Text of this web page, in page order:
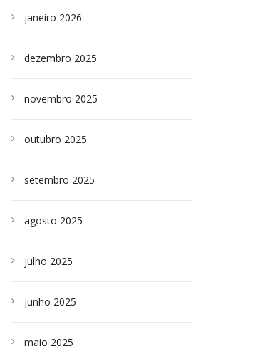
janeiro 2026
dezembro 2025
novembro 2025
outubro 2025
setembro 2025
agosto 2025
julho 2025
junho 2025
maio 2025